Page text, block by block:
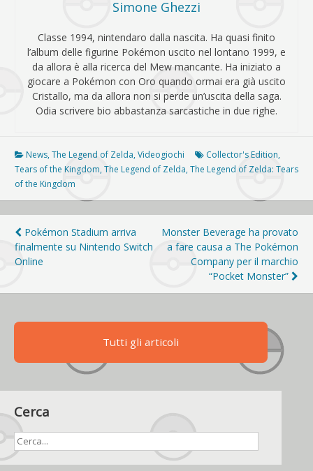
Simone Ghezzi
Classe 1994, nintendaro dalla nascita. Ha quasi finito
l’album delle figurine Pokémon uscito nel lontano 1999, e
da allora è alla ricerca del Mew mancante. Ha iniziato a
giocare a Pokémon con Oro quando ormai era già uscito
Cristallo, ma da allora non si perde un’uscita della saga.
Odia scrivere bio abbastanza sarcastiche in due righe.
News,The Legend of Zelda,Videogiochi Collector's Edition,
Tears of the Kingdom,The Legend of Zelda,The Legend of Zelda: Tears
of the Kingdom
Navigazione
articoli
Pokémon Stadium arriva
finalmente su Nintendo Switch
Online
Monster Beverage ha provato
a fare causa a The Pokémon
Company per il marchio
“Pocket Monster”
Tutti gli articoli
Cerca